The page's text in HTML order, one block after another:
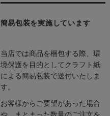
簡易包装を実施しています
当店では商品を梱包する際、環
境保護を目的としてクラフト紙
による簡易包装で送付いたしま
す。
お客様からご要望があった場合
や、まとまった数量のご注文を